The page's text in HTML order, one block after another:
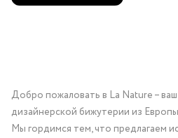
Добро пожаловать в La Nature –
дизайнерской бижутерии из
Мы гордимся тем, что предлагаем